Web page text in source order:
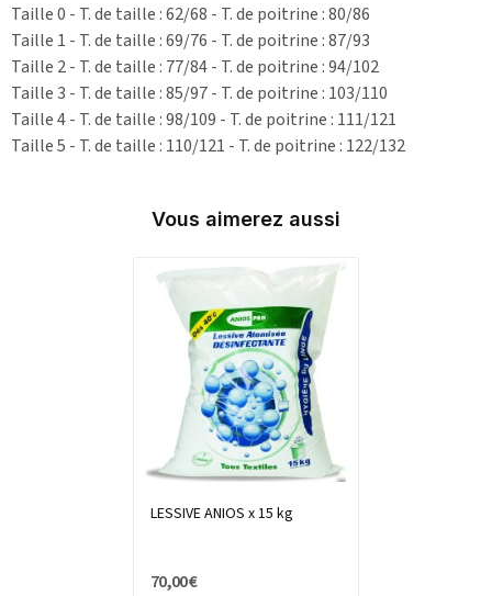
Taille 0 - T. de taille : 62/68 - T. de poitrine : 80/86
Taille 1 - T. de taille : 69/76 - T. de poitrine : 87/93
Taille 2 - T. de taille : 77/84 - T. de poitrine : 94/102
Taille 3 - T. de taille : 85/97 - T. de poitrine : 103/110
Taille 4 - T. de taille : 98/109 - T. de poitrine : 111/121
Taille 5 - T. de taille : 110/121 - T. de poitrine : 122/132
Vous aimerez aussi
LESSIVE ANIOS x 15 kg
70,00 €